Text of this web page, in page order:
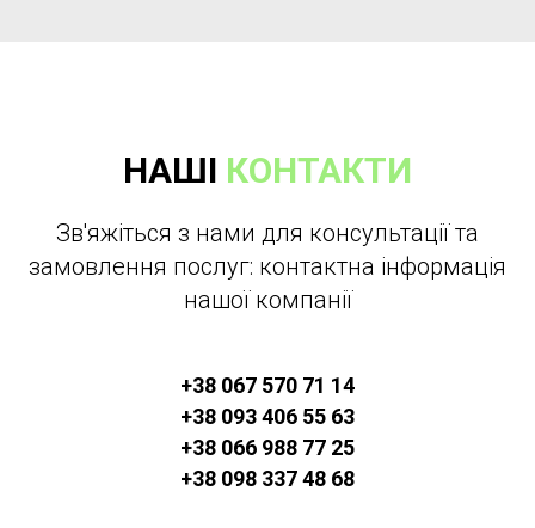
НАШІ КОНТАКТИ
Зв'яжіться з нами для консультації та
замовлення послуг: контактна інформація
нашої компанії
+38 067 570 71 14
+38 093 406 55 63
+38 066 988 77 25
+38 098 337 48 68